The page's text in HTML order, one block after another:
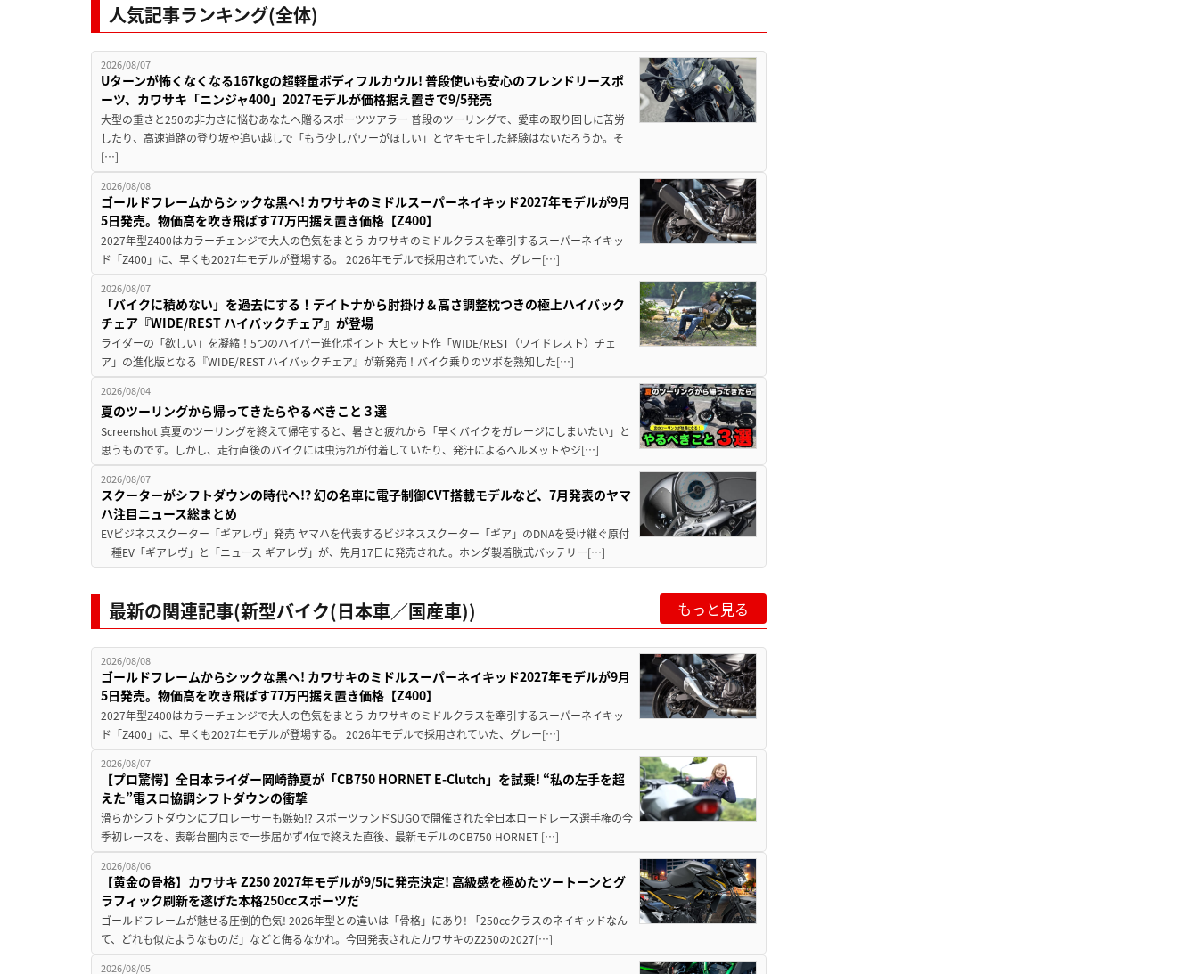
人気記事ランキング(全体)
2026/08/07
Uターンが怖くなくなる167kgの超軽量ボディフルカウル! 普段使いも安心のフレンドリースポ
ーツ、カワサキ「ニンジャ400」2027モデルが価格据え置きで9/5発売
大型の重さと250の非力さに悩むあなたへ贈るスポーツツアラー 普段のツーリングで、愛車の取り回しに苦労
したり、高速道路の登り坂や追い越しで「もう少しパワーがほしい」とヤキモキした経験はないだろうか。そ
[…]
2026/08/08
ゴールドフレームからシックな黒へ! カワサキのミドルスーパーネイキッド2027年モデルが9月
5日発売。物価高を吹き飛ばす77万円据え置き価格【Z400】
2027年型Z400はカラーチェンジで大人の色気をまとう カワサキのミドルクラスを牽引するスーパーネイキッ
ド「Z400」に、早くも2027年モデルが登場する。 2026年モデルで採用されていた、グレー[…]
2026/08/07
「バイクに積めない」を過去にする！デイトナから肘掛け＆高さ調整枕つきの極上ハイバック
チェア『WIDE/REST ハイバックチェア』が登場
ライダーの「欲しい」を凝縮！5つのハイパー進化ポイント 大ヒット作「WIDE/REST（ワイドレスト）チェ
ア」の進化版となる『WIDE/REST ハイバックチェア』が新発売！バイク乗りのツボを熟知した[…]
2026/08/04
夏のツーリングから帰ってきたらやるべきこと３選
Screenshot 真夏のツーリングを終えて帰宅すると、暑さと疲れから「早くバイクをガレージにしまいたい」と
思うものです。しかし、走行直後のバイクには虫汚れが付着していたり、発汗によるヘルメットやジ[…]
2026/08/07
スクーターがシフトダウンの時代へ!? 幻の名車に電子制御CVT搭載モデルなど、7月発表のヤマ
ハ注目ニュース総まとめ
EVビジネススクーター「ギアレヴ」発売 ヤマハを代表するビジネススクーター「ギア」のDNAを受け継ぐ原付
一種EV「ギアレヴ」と「ニュース ギアレヴ」が、先月17日に発売された。ホンダ製着脱式バッテリー[…]
最新の関連記事(新型バイク(日本車／国産車)) もっと見る
2026/08/08
ゴールドフレームからシックな黒へ! カワサキのミドルスーパーネイキッド2027年モデルが9月
5日発売。物価高を吹き飛ばす77万円据え置き価格【Z400】
2027年型Z400はカラーチェンジで大人の色気をまとう カワサキのミドルクラスを牽引するスーパーネイキッ
ド「Z400」に、早くも2027年モデルが登場する。 2026年モデルで採用されていた、グレー[…]
2026/08/07
【プロ驚愕】全日本ライダー岡崎静夏が「CB750 HORNET E-Clutch」を試乗! “私の左手を超
えた”電スロ協調シフトダウンの衝撃
滑らかシフトダウンにプロレーサーも嫉妬!? スポーツランドSUGOで開催された全日本ロードレース選手権の今
季初レースを、表彰台圏内まで一歩届かず4位で終えた直後、最新モデルのCB750 HORNET […]
2026/08/06
【黄金の骨格】カワサキ Z250 2027年モデルが9/5に発売決定! 高級感を極めたツートーンとグ
ラフィック刷新を遂げた本格250ccスポーツだ
ゴールドフレームが魅せる圧倒的色気! 2026年型との違いは「骨格」にあり! 「250ccクラスのネイキッドなん
て、どれも似たようなものだ」などと侮るなかれ。今回発表されたカワサキのZ250の2027[…]
2026/08/05